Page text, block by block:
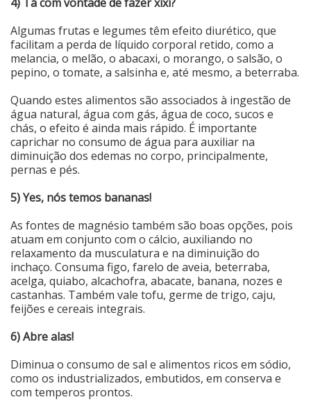
Algumas frutas e legumes têm efeito diurético, que
facilitam a perda de líquido corporal retido, como a
melancia, o melão, o abacaxi, o morango, o salsão, o
pepino, o tomate, a salsinha e, até mesmo, a beterraba.
Quando estes alimentos são associados à ingestão de
água natural, água com gás, água de coco, sucos e
chás, o efeito é ainda mais rápido. É importante
caprichar no consumo de água para auxiliar na
diminuição dos edemas no corpo, principalmente,
pernas e pés.
5) Yes, nós temos bananas!
As fontes de magnésio também são boas opções, pois
atuam em conjunto com o cálcio, auxiliando no
relaxamento da musculatura e na diminuição do
inchaço. Consuma figo, farelo de aveia, beterraba,
acelga, quiabo, alcachofra, abacate, banana, nozes e
castanhas. Também vale tofu, germe de trigo, caju,
feijões e cereais integrais.
6) Abre alas!
Diminua o consumo de sal e alimentos ricos em sódio,
como os industrializados, embutidos, em conserva e
com temperos prontos.